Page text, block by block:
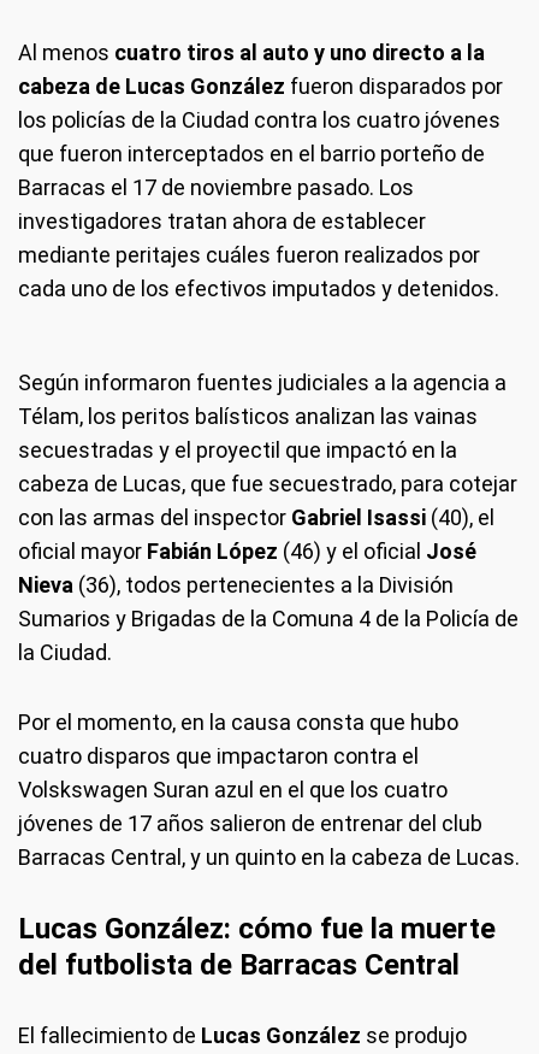
Al menos cuatro tiros al auto y uno directo a la
cabeza de Lucas González fueron disparados por
los policías de la Ciudad contra los cuatro jóvenes
que fueron interceptados en el barrio porteño de
Barracas el 17 de noviembre pasado. Los
investigadores tratan ahora de establecer
mediante peritajes cuáles fueron realizados por
cada uno de los efectivos imputados y detenidos.
Según informaron fuentes judiciales a la agencia a
Télam, los peritos balísticos analizan las vainas
secuestradas y el proyectil que impactó en la
cabeza de Lucas, que fue secuestrado, para cotejar
con las armas del inspector Gabriel Isassi (40), el
oficial mayor Fabián López (46) y el oficial José
Nieva (36), todos pertenecientes a la División
Sumarios y Brigadas de la Comuna 4 de la Policía de
la Ciudad.
Por el momento, en la causa consta que hubo
cuatro disparos que impactaron contra el
Volskswagen Suran azul en el que los cuatro
jóvenes de 17 años salieron de entrenar del club
Barracas Central, y un quinto en la cabeza de Lucas.
Lucas González: cómo fue la muerte
del futbolista de Barracas Central
El fallecimiento de Lucas González se produjo